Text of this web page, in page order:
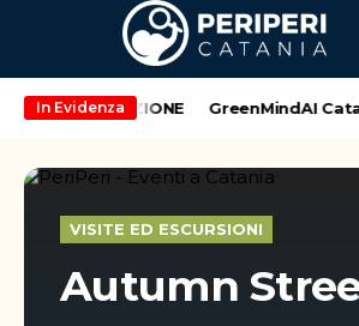
In Evidenza
20° EDIZIONE GreenMindAI
VISITE ED ESCURSIONI
Autumn